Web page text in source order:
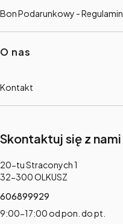
Bon Podarunkowy - Regulamin
O nas
Kontakt
Skontaktuj się z nami
Adres:
20-tu Straconych 1
32-300 OLKUSZ
606899929
9:00-17:00 od pon. do pt.